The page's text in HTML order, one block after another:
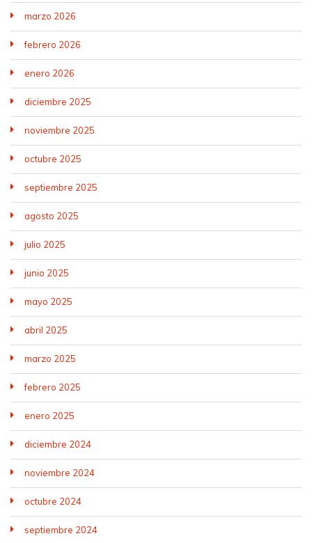
marzo 2026
febrero 2026
enero 2026
diciembre 2025
noviembre 2025
octubre 2025
septiembre 2025
agosto 2025
julio 2025
junio 2025
mayo 2025
abril 2025
marzo 2025
febrero 2025
enero 2025
diciembre 2024
noviembre 2024
octubre 2024
septiembre 2024